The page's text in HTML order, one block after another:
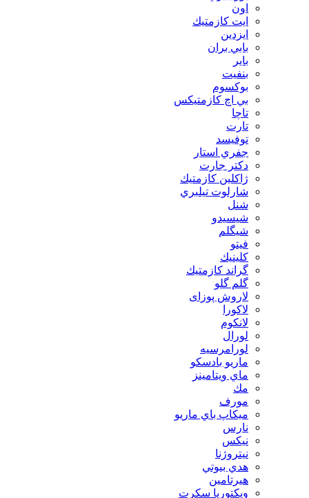
اون
ايت كازمتيك
ايزدين
بابي بران
بایر
بنفيت
بوكسوم
بي اچ كازمتيكس
تاچا
تارت
توفيسد
جفري استار
دكتر جارت
ژاكلين كازمتيك
شارلوت تيلبري
شنل
شيسيدو
شیگلم
فيتو
كلينيك
گراند كازمتيك
گلم گلو
لاروش پوزای
لاكورا
لانكوم
لورال
لورامرسيه
ماريو بادسكو
ماي ويتامينز
مك
مورف
ميكاپ باي ماريو
نارس
نيكس
نیتروژنا
هدي بيوتي
هیرتامین
ویکتوریا سکرت